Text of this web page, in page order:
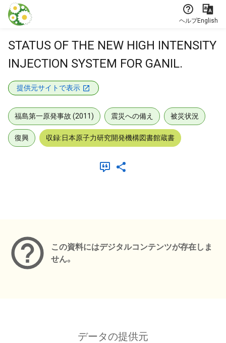
本文に飛ぶ
ヘルプEnglish
STATUS OF THE NEW HIGH INTENSITY
INJECTION SYSTEM FOR GANIL.
提供元サイトで表示
福島第一原発事故 (2011) 震災への備え 被災状況
復興 収録:日本原子力研究開発機構図書館蔵書
この資料にはデジタルコンテンツが存在しま
せん。
データの提供元